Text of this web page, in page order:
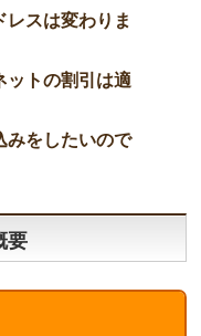
レスは変わりま
ットの割引は適
みをしたいので
要